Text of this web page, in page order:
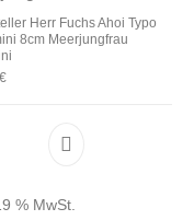
Herr Fuchs Ahoi Typo
8cm Meerjungfrau
€
% MwSt.